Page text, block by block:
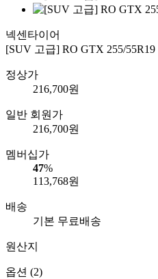
넥센타이어
[SUV 고급] RO GTX 255/55R19
정상가
216,700원
일반 회원가
216,700원
멤버십가
47%
113,768원
배송
기본 무료배송
원산지
옵션 (2)